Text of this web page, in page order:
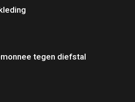
tegen diefstal